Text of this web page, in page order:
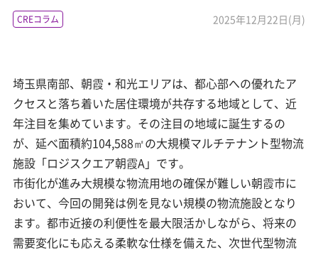
CREコラム 2025年12月22日(月)
埼玉県南部、朝霞・和光エリアは、都心部への優れたア
クセスと落ち着いた居住環境が共存する地域として、近
年注目を集めています。その注目の地域に誕生するの
が、延べ面積約104,588㎡の大規模マルチテナント型物流
施設「ロジスクエア朝霞A」です。
市街化が進み大規模な物流用地の確保が難しい朝霞市に
おいて、今回の開発は例を見ない規模の物流施設となり
ます。都市近接の利便性を最大限活かしながら、将来の
需要変化にも応える柔軟な仕様を備えた、次世代型物流